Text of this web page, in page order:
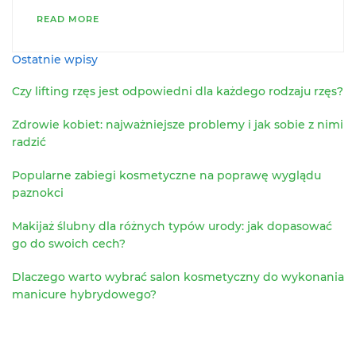
READ MORE
Ostatnie wpisy
Czy lifting rzęs jest odpowiedni dla każdego rodzaju rzęs?
Zdrowie kobiet: najważniejsze problemy i jak sobie z nimi
radzić
Popularne zabiegi kosmetyczne na poprawę wyglądu
paznokci
Makijaż ślubny dla różnych typów urody: jak dopasować
go do swoich cech?
Dlaczego warto wybrać salon kosmetyczny do wykonania
manicure hybrydowego?